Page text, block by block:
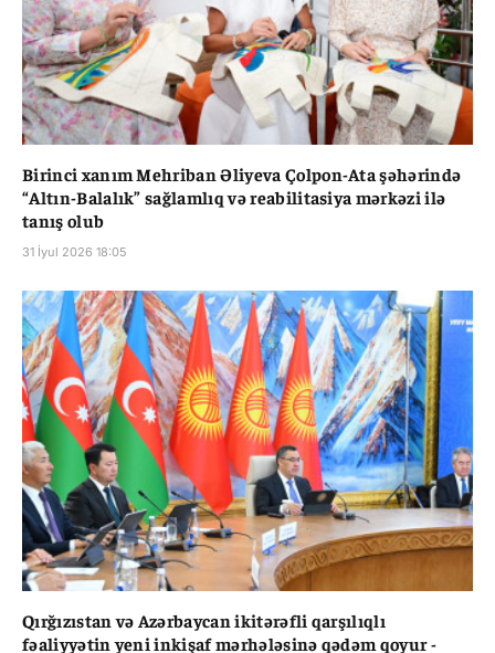
Birinci xanım Mehriban Əliyeva Çolpon-Ata şəhərində
“Altın-Balalık” sağlamlıq və reabilitasiya mərkəzi ilə
tanış olub
31 İyul 2026 18:05
Qırğızıstan və Azərbaycan ikitərəfli qarşılıqlı
fəaliyyətin yeni inkişaf mərhələsinə qədəm qoyur -